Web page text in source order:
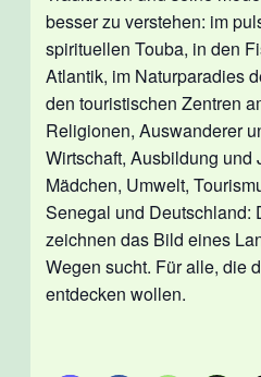
besser zu verstehen: im
spirituellen Touba, in den
Atlantik, im Naturparadies
den touristischen Zentren
Religionen, Auswanderer
Wirtschaft, Ausbildung und
Mädchen, Umwelt,
Senegal und Deutschland:
zeichnen das Bild eines
Wegen sucht. Für alle, die
entdecken wollen.